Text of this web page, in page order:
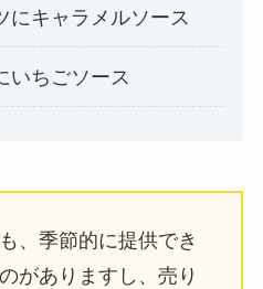
にキャラメルソース
いちごソース
、季節的に提供でき
がありますし、売り